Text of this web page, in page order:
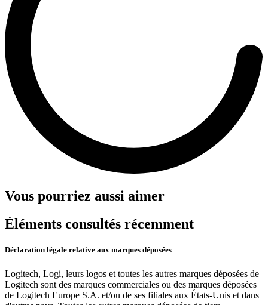
Vous pourriez aussi aimer
Éléments consultés récemment
Déclaration légale relative aux marques déposées
Logitech, Logi, leurs logos et toutes les autres marques déposées de
Logitech sont des marques commerciales ou des marques déposées
de Logitech Europe S.A. et/ou de ses filiales aux États-Unis et dans